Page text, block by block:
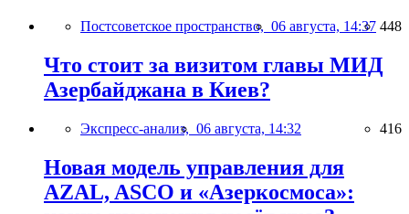
Постсоветское пространство, 06 августа, 14:37 448
Что стоит за визитом главы МИД
Азербайджана в Киев?
Экспресс-анализ, 06 августа, 14:32 416
Новая модель управления для
AZAL, ASCO и «Азеркосмоса»: